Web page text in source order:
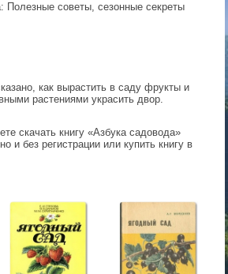
Полезные советы, сезонные секреты
как вырастить в саду фрукты и
растениями украсить двор.
скачать книгу «Азбука садовода»
и без регистрации или купить книгу в